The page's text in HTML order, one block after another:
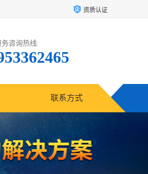
资质认证
咨询热线:
联系方式